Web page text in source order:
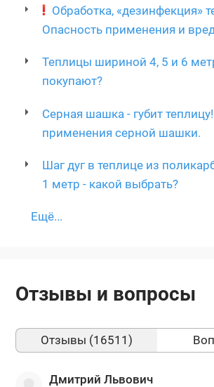
Обработка, «дезинфекция»
Опасность применения и
Теплицы шириной 4, 5 и 6
покупают?
Серная шашка - губит
применения серной шашки.
Шаг дуг в теплице из
1 метр - какой выбрать?
Ещё...
Отзывы и вопросы
Отзывы (16511)
Дмитрий Львович